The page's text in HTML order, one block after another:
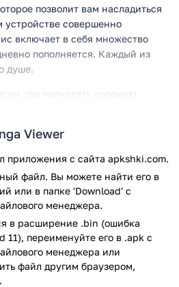
позволит вам насладиться
совершенно
включает в себя множество
пополняется. Каждый из
душе.
где прочитать хорошую
стоит обратить внимание на
потребности каждого
были адаптированы под аниме.
аниме, то возможно, вам стоит
узнать для себя много нового.
мангу в браузере на сайте не
всплывающая реклама,
дизайн. Скачав приложение
забудете о всех этих
Viewer
приложения с сайта apkshki.com.
файл. Вы можете найти его в
или в папке 'Download' с
менеджера.
в расширение .bin (ошибка
11), переименуйте его в .apk с
менеджера или
файл другим браузером,